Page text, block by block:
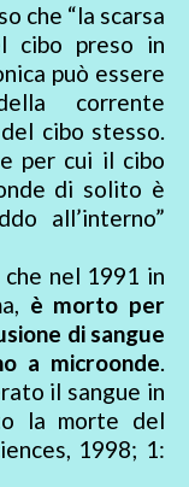
che “la scarsa
cibo preso in
può essere
corrente
cibo stesso.
per cui il cibo
di solito è
all’interno”
nel 1991 in
è morto per
di sangue
a microonde.
il sangue in
la morte del
1998; 1: